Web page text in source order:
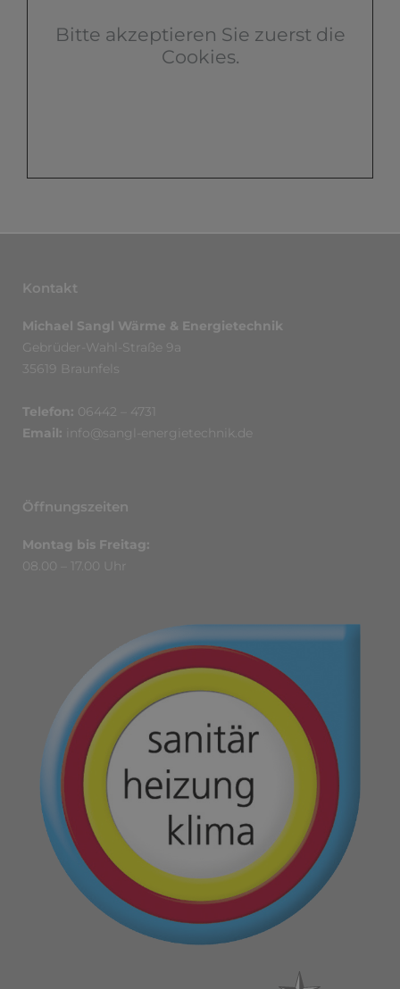
Bitte akzeptieren Sie zuerst die
Cookies.
Kontakt
Michael Sangl Wärme & Energietechnik
Gebrüder-Wahl-Straße 9a
35619 Braunfels
Telefon: 06442 – 4731
Email:
info@sangl-energietechnik.de
Öffnungszeiten
Montag bis Freitag:
08.00 – 17.00 Uhr